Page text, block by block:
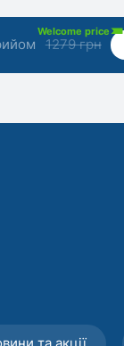
Welcome price
1279 грн